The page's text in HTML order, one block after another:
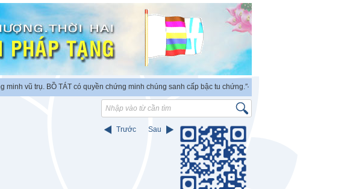
vũ trụ. BỒ TÁT có quyền chứng minh chúng sanh cấp bậc tu chứng.″–“PHẬT ra đời có thẩm quyền độc
Trước Sau